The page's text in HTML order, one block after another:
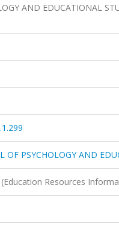
AND EDUCATIONAL
OF PSYCHOLOGY AND
(Education Resources